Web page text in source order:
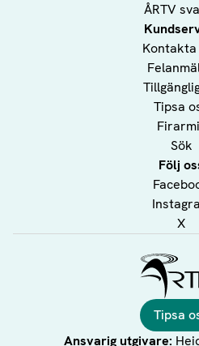
ÅRTV
Kontakta
Tipsa
Sök
Följ
X
Tipsa
Ansvarig utgivare: